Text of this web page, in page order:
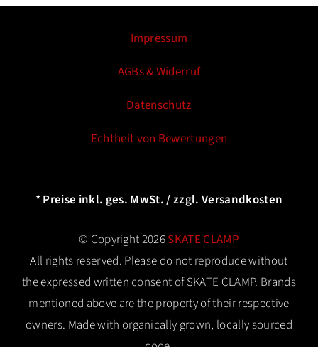
Impressum
AGBs & Widerruf
Datenschutz
Echtheit von Bewertungen
* Preise inkl. ges. MwSt. / zzgl. Versandkosten
© Copyright 2026SKATE CLAMP
All rights reserved. Please do not reproduce without
the expressed written consent of SKATE CLAMP. Brands
mentioned above are the property of their respective
owners. Made with organically grown, locally sourced